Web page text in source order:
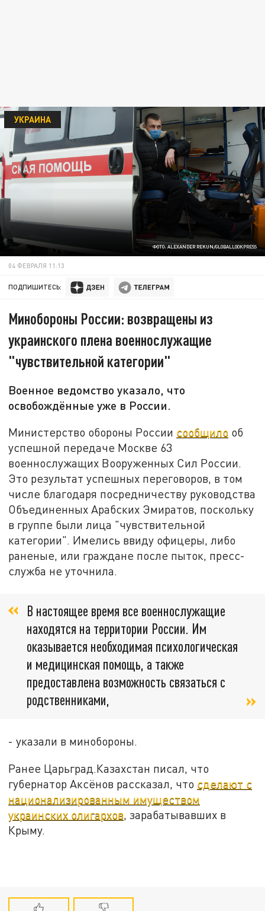
ФОТО: ALEXANDER REKUN/GLOBALLOOKPRESS
УКРАИНА
04 ФЕВРАЛЯ 11:13
ПОДПИШИТЕСЬ:
Минобороны России: возвращены из
украинского плена военнослужащие
"чувствительной категории"
Военное ведомство указало, что
освобождённые уже в России.
Министерство обороны России сообщило об
успешной передаче Москве 63
военнослужащих Вооруженных Сил России.
Это результат успешных переговоров, в том
числе благодаря посредничеству руководства
Объединенных Арабских Эмиратов, поскольку
в группе были лица "чувствительной
категории". Имелись ввиду офицеры, либо
раненые, или граждане после пыток, пресс-
служба не уточнила.
В настоящее время все военнослужащие
находятся на территории России. Им
оказывается необходимая психологическая
и медицинская помощь, а также
предоставлена возможность связаться с
родственниками,
- указали в минобороны.
Ранее Царьград.Казахстан писал, что
губернатор Аксёнов рассказал, что сделают с
национализированным имуществом
украинских олигархов, зарабатывавших в
Крыму.